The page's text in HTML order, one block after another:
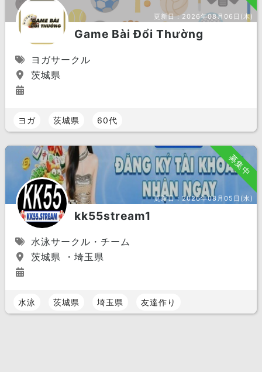
更新日：2026年08月06日(木)
Game Bài Đổi Thường
ヨガサークル
茨城県
ヨガ 茨城県 60代
募集中
更新日： 2026年08月05日(水)
kk55stream1
水泳サークル・チーム
茨城県 ・埼玉県
水泳 茨城県 埼玉県 友達作り